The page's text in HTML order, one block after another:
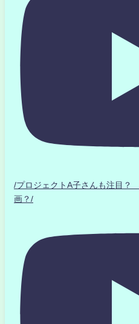
/プロジェクトA子さんも注目
画？/